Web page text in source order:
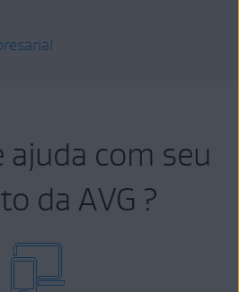
ajuda com seu
da AVG ?